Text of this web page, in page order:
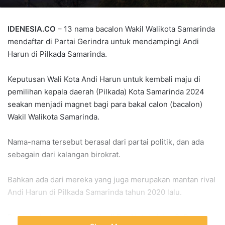
IDENESIA.CO – 13 nama bacalon Wakil Walikota Samarinda
mendaftar di Partai Gerindra untuk mendampingi Andi
Harun di Pilkada Samarinda.
Keputusan Wali Kota Andi Harun untuk kembali maju di
pemilihan kepala daerah (Pilkada) Kota Samarinda 2024
seakan menjadi magnet bagi para bakal calon (bacalon)
Wakil Walikota Samarinda.
Nama-nama tersebut berasal dari partai politik, dan ada
sebagain dari kalangan birokrat.
Bahkan ada dari mereka yang juga merupakan mantan rival
Andi Harun di Pilkada Samarinda tahun 2020 lalu.
Berdasarkan patauan media di Fox Hotel, Jalan S. Parman,